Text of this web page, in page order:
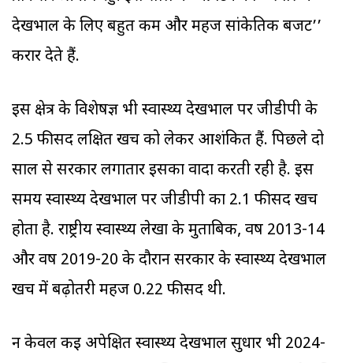
देखभाल के लिए बहुत कम और महज सांकेतिक बजट’’
करार देते हैं.
इस क्षेत्र के विशेषज्ञ भी स्वास्थ्य देखभाल पर जीडीपी के
2.5 फीसद लक्षित खर्च को लेकर आशंकित हैं. पिछले दो
साल से सरकार लगातार इसका वादा करती रही है. इस
समय स्वास्थ्य देखभाल पर जीडीपी का 2.1 फीसद खर्च
होता है. राष्ट्रीय स्वास्थ्य लेखा के मुताबिक, वर्ष 2013-14
और वर्ष 2019-20 के दौरान सरकार के स्वास्थ्य देखभाल
खर्च में बढ़ोतरी महज 0.22 फीसद थी.
न केवल कई अपेक्षित स्वास्थ्य देखभाल सुधार भी 2024-